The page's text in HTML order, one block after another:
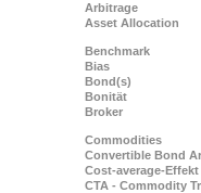
Arbitrage
Asset Allocation
Benchmark
Bias
Bond(s)
Bonität
Broker
Commodities
Convertible Bond
Cost-average-Effekt
CTA - Commodity